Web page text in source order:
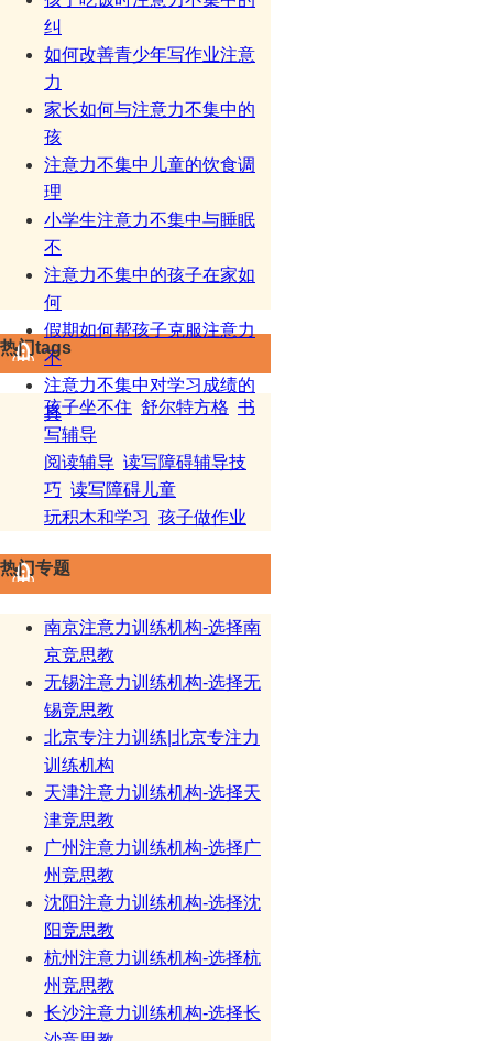
纠
如何改善青少年写作业注意
力
家长如何与注意力不集中的
孩
注意力不集中儿童的饮食调
理
小学生注意力不集中与睡眠
不
注意力不集中的孩子在家如
何
假期如何帮孩子克服注意力
不
注意力不集中对学习成绩的
真
热门tags
孩子坐不住 舒尔特方格 书
写辅导
阅读辅导 读写障碍辅导技
巧 读写障碍儿童
玩积木和学习 孩子做作业
热门专题
南京注意力训练机构-选择南
京竞思教
无锡注意力训练机构-选择无
锡竞思教
北京专注力训练|北京专注力
训练机构
天津注意力训练机构-选择天
津竞思教
广州注意力训练机构-选择广
州竞思教
沈阳注意力训练机构-选择沈
阳竞思教
杭州注意力训练机构-选择杭
州竞思教
长沙注意力训练机构-选择长